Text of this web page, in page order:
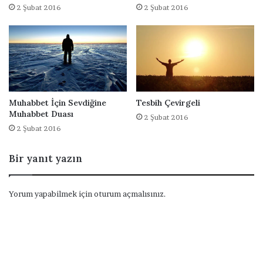
2 Şubat 2016 2 Şubat 2016
Muhabbet İçin Sevdiğine
Muhabbet Duası
2 Şubat 2016
Tesbih Çevirgeli
2 Şubat 2016
Bir yanıt yazın
Yorum yapabilmek için oturum açmalısınız.